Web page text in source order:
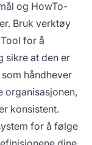
og HowTo-
Bruk verktøy
for å
sikre at den er
håndhever
organisasjonen,
konsistent.
for å følge